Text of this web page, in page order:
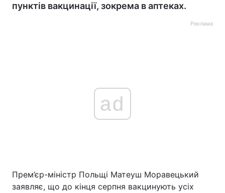
пунктів вакцинації, зокрема в аптеках.
Реклама
ad
Прем’єр-міністр Польщі Матеуш Моравецький
заявляє, що до кінця серпня вакцинують усіх